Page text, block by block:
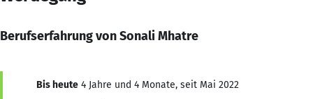
Berufserfahrung von Sonali Mhatre
Bis heute 4 Jahre und 4 Monate, seit Mai 2022